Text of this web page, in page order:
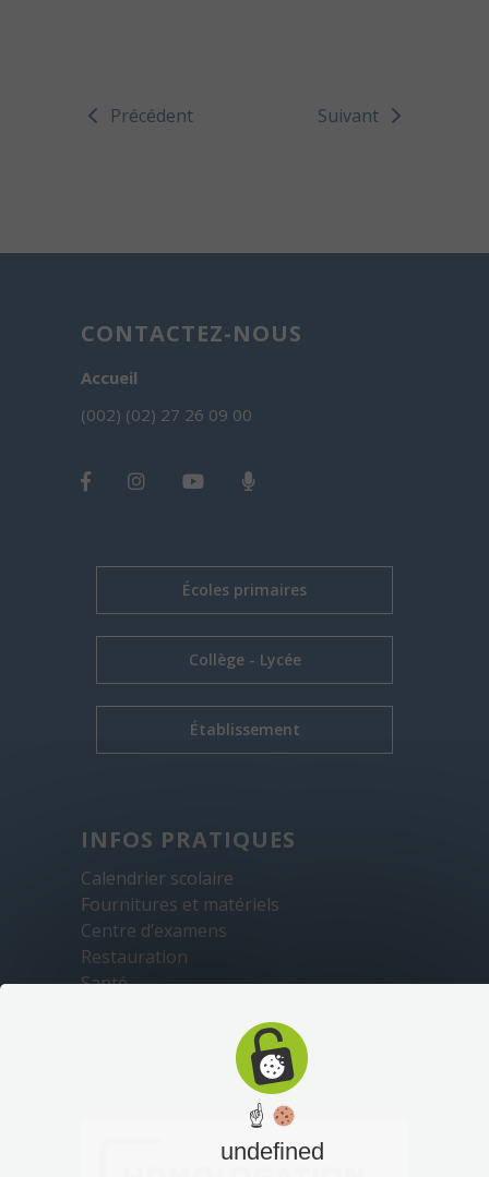
Précédent Suivant
CONTACTEZ-NOUS
Accueil
(002) (02) 27 26 09 00
Écoles primaires
Collège - Lycée
Établissement
INFOS PRATIQUES
Calendrier scolaire
Fournitures et matériels
Centre d’examens
Restauration
Santé
☝
undefined